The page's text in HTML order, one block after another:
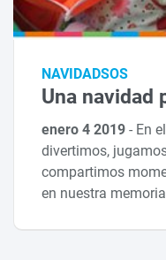
NAVIDADSOS
Una navidad
enero 4 2019- En
divertimos,
compartimos
en nuestra memoria